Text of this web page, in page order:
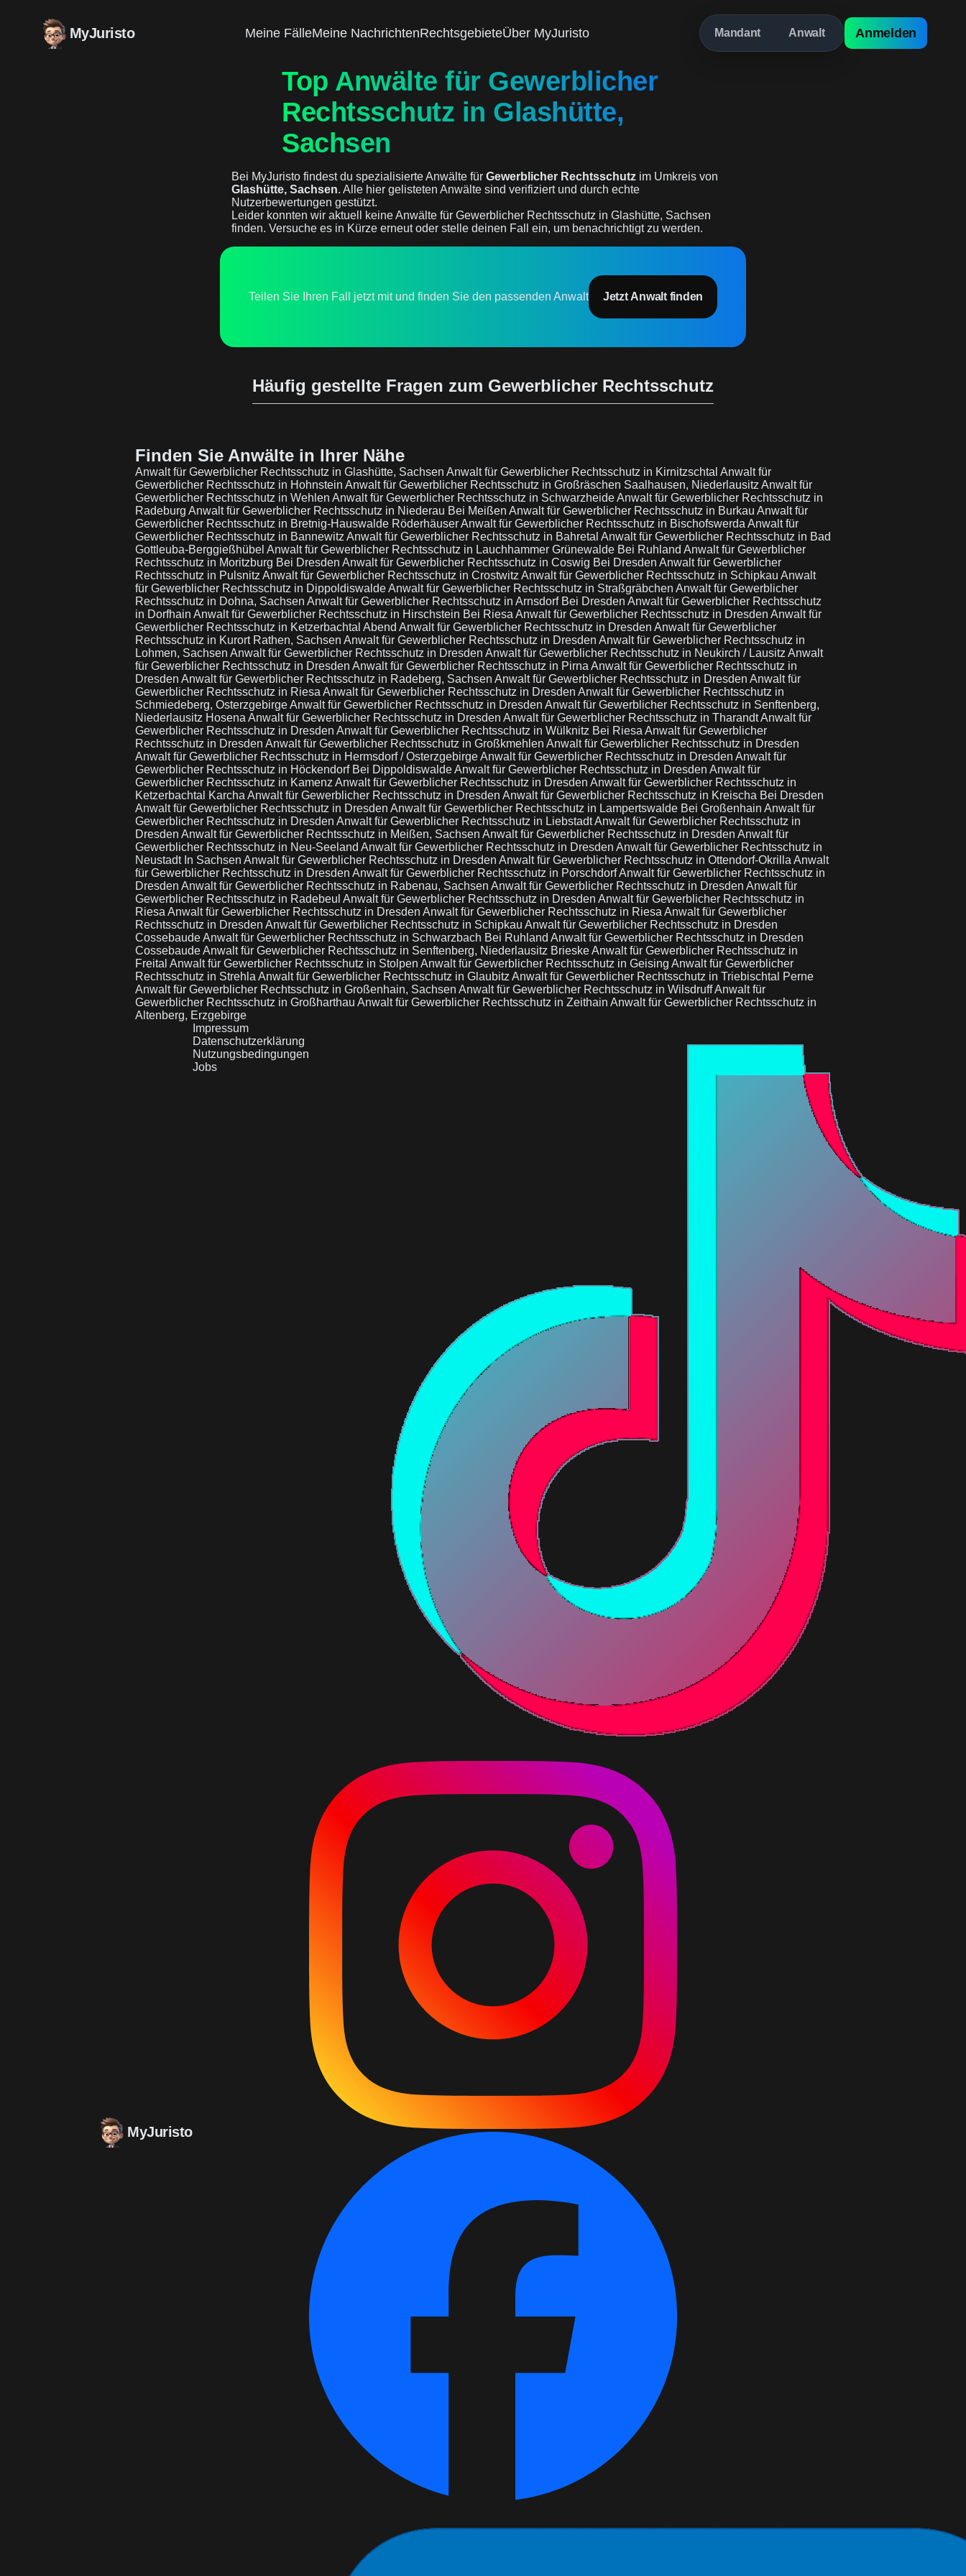
MyJuristo Meine FälleMeine NachrichtenRechtsgebieteÜber MyJuristo Mandant Anwalt Anmelden
Top Anwälte für Gewerblicher
Rechtsschutz in Glashütte,
Sachsen
Bei MyJuristo findest du spezialisierte Anwälte für Gewerblicher Rechtsschutz im Umkreis von
Glashütte, Sachsen. Alle hier gelisteten Anwälte sind verifiziert und durch echte
Nutzerbewertungen gestützt.
Leider konnten wir aktuell keine Anwälte für Gewerblicher Rechtsschutz in Glashütte, Sachsen
finden. Versuche es in Kürze erneut oder stelle deinen Fall ein, um benachrichtigt zu werden.
Teilen Sie Ihren Fall jetzt mit und finden Sie den passenden Anwalt Jetzt Anwalt finden
Häufig gestellte Fragen zum Gewerblicher Rechtsschutz
Finden Sie Anwälte in Ihrer Nähe
Anwalt für Gewerblicher Rechtsschutz in Glashütte, Sachsen Anwalt für Gewerblicher Rechtsschutz in Kirnitzschtal Anwalt für
Gewerblicher Rechtsschutz in Hohnstein Anwalt für Gewerblicher Rechtsschutz in Großräschen Saalhausen, Niederlausitz Anwalt für
Gewerblicher Rechtsschutz in Wehlen Anwalt für Gewerblicher Rechtsschutz in SchwarzheideAnwalt für Gewerblicher Rechtsschutz in
Radeburg Anwalt für Gewerblicher Rechtsschutz in Niederau Bei Meißen Anwalt für Gewerblicher Rechtsschutz in Burkau Anwalt für
Gewerblicher Rechtsschutz in Bretnig-Hauswalde RöderhäuserAnwalt für Gewerblicher Rechtsschutz in Bischofswerda Anwalt für
Gewerblicher Rechtsschutz in Bannewitz Anwalt für Gewerblicher Rechtsschutz in Bahretal Anwalt für Gewerblicher Rechtsschutz in Bad
Gottleuba-Berggießhübel Anwalt für Gewerblicher Rechtsschutz in Lauchhammer Grünewalde Bei Ruhland Anwalt für Gewerblicher
Rechtsschutz in Moritzburg Bei Dresden Anwalt für Gewerblicher Rechtsschutz in Coswig Bei Dresden Anwalt für Gewerblicher
Rechtsschutz in Pulsnitz Anwalt für Gewerblicher Rechtsschutz in Crostwitz Anwalt für Gewerblicher Rechtsschutz in Schipkau Anwalt
für Gewerblicher Rechtsschutz in DippoldiswaldeAnwalt für Gewerblicher Rechtsschutz in Straßgräbchen Anwalt für Gewerblicher
Rechtsschutz in Dohna, Sachsen Anwalt für Gewerblicher Rechtsschutz in Arnsdorf Bei Dresden Anwalt für Gewerblicher Rechtsschutz
in Dorfhain Anwalt für Gewerblicher Rechtsschutz in Hirschstein Bei Riesa Anwalt für Gewerblicher Rechtsschutz in Dresden Anwalt für
Gewerblicher Rechtsschutz in Ketzerbachtal Abend Anwalt für Gewerblicher Rechtsschutz in Dresden Anwalt für Gewerblicher
Rechtsschutz in Kurort Rathen, Sachsen Anwalt für Gewerblicher Rechtsschutz in Dresden Anwalt für Gewerblicher Rechtsschutz in
Lohmen, Sachsen Anwalt für Gewerblicher Rechtsschutz in Dresden Anwalt für Gewerblicher Rechtsschutz in Neukirch / Lausitz Anwalt
für Gewerblicher Rechtsschutz in Dresden Anwalt für Gewerblicher Rechtsschutz in Pirna Anwalt für Gewerblicher Rechtsschutz in
Dresden Anwalt für Gewerblicher Rechtsschutz in Radeberg, Sachsen Anwalt für Gewerblicher Rechtsschutz in Dresden Anwalt für
Gewerblicher Rechtsschutz in Riesa Anwalt für Gewerblicher Rechtsschutz in Dresden Anwalt für Gewerblicher Rechtsschutz in
Schmiedeberg, OsterzgebirgeAnwalt für Gewerblicher Rechtsschutz in Dresden Anwalt für Gewerblicher Rechtsschutz in Senftenberg,
Niederlausitz Hosena Anwalt für Gewerblicher Rechtsschutz in Dresden Anwalt für Gewerblicher Rechtsschutz in TharandtAnwalt für
Gewerblicher Rechtsschutz in Dresden Anwalt für Gewerblicher Rechtsschutz in Wülknitz Bei Riesa Anwalt für Gewerblicher
Rechtsschutz in Dresden Anwalt für Gewerblicher Rechtsschutz in Großkmehlen Anwalt für Gewerblicher Rechtsschutz in Dresden
Anwalt für Gewerblicher Rechtsschutz in Hermsdorf / OsterzgebirgeAnwalt für Gewerblicher Rechtsschutz in Dresden Anwalt für
Gewerblicher Rechtsschutz in Höckendorf Bei DippoldiswaldeAnwalt für Gewerblicher Rechtsschutz in Dresden Anwalt für
Gewerblicher Rechtsschutz in Kamenz Anwalt für Gewerblicher Rechtsschutz in Dresden Anwalt für Gewerblicher Rechtsschutz in
Ketzerbachtal Karcha Anwalt für Gewerblicher Rechtsschutz in Dresden Anwalt für Gewerblicher Rechtsschutz in Kreischa Bei Dresden
Anwalt für Gewerblicher Rechtsschutz in Dresden Anwalt für Gewerblicher Rechtsschutz in Lampertswalde Bei Großenhain Anwalt für
Gewerblicher Rechtsschutz in Dresden Anwalt für Gewerblicher Rechtsschutz in LiebstadtAnwalt für Gewerblicher Rechtsschutz in
Dresden Anwalt für Gewerblicher Rechtsschutz in Meißen, Sachsen Anwalt für Gewerblicher Rechtsschutz in Dresden Anwalt für
Gewerblicher Rechtsschutz in Neu-Seeland Anwalt für Gewerblicher Rechtsschutz in Dresden Anwalt für Gewerblicher Rechtsschutz in
Neustadt In Sachsen Anwalt für Gewerblicher Rechtsschutz in Dresden Anwalt für Gewerblicher Rechtsschutz in Ottendorf-Okrilla Anwalt
für Gewerblicher Rechtsschutz in Dresden Anwalt für Gewerblicher Rechtsschutz in PorschdorfAnwalt für Gewerblicher Rechtsschutz in
Dresden Anwalt für Gewerblicher Rechtsschutz in Rabenau, Sachsen Anwalt für Gewerblicher Rechtsschutz in Dresden Anwalt für
Gewerblicher Rechtsschutz in Radebeul Anwalt für Gewerblicher Rechtsschutz in Dresden Anwalt für Gewerblicher Rechtsschutz in
Riesa Anwalt für Gewerblicher Rechtsschutz in Dresden Anwalt für Gewerblicher Rechtsschutz in Riesa Anwalt für Gewerblicher
Rechtsschutz in Dresden Anwalt für Gewerblicher Rechtsschutz in Schipkau Anwalt für Gewerblicher Rechtsschutz in Dresden
CossebaudeAnwalt für Gewerblicher Rechtsschutz in Schwarzbach Bei Ruhland Anwalt für Gewerblicher Rechtsschutz in Dresden
CossebaudeAnwalt für Gewerblicher Rechtsschutz in Senftenberg, Niederlausitz BrieskeAnwalt für Gewerblicher Rechtsschutz in
Freital Anwalt für Gewerblicher Rechtsschutz in Stolpen Anwalt für Gewerblicher Rechtsschutz in Geising Anwalt für Gewerblicher
Rechtsschutz in Strehla Anwalt für Gewerblicher Rechtsschutz in Glaubitz Anwalt für Gewerblicher Rechtsschutz in Triebischtal Perne
Anwalt für Gewerblicher Rechtsschutz in Großenhain, Sachsen Anwalt für Gewerblicher Rechtsschutz in WilsdruffAnwalt für
Gewerblicher Rechtsschutz in Großharthau Anwalt für Gewerblicher Rechtsschutz in Zeithain Anwalt für Gewerblicher Rechtsschutz in
Altenberg, Erzgebirge
MyJuristo
Impressum
Datenschutzerklärung
Nutzungsbedingungen
Jobs